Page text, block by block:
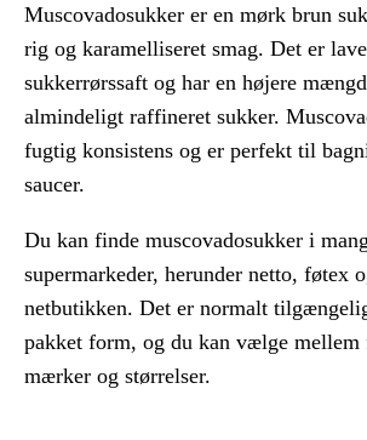
Muscovadosukker er en mørk brun
rig og karamelliseret smag. Det er
sukkerrørssaft og har en højere
almindeligt raffineret sukker.
fugtig konsistens og er perfekt til
saucer.
Du kan finde muscovadosukker i
supermarkeder, herunder netto, føtex
netbutikken. Det er normalt
pakket form, og du kan vælge mellem
mærker og størrelser.